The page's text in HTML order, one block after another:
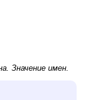
. Значение имен.